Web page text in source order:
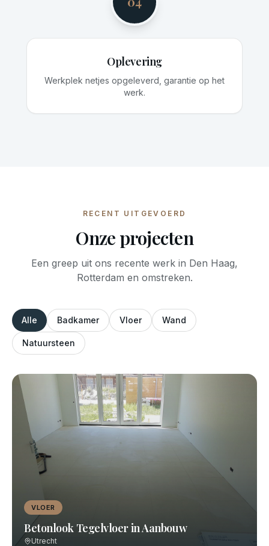
Oplevering
Werkplek netjes opgeleverd, garantie op het
werk.
RECENT UITGEVOERD
Onze projecten
Een greep uit ons recente werk in Den Haag,
Rotterdam en omstreken.
Alle Badkamer Vloer Wand
Natuursteen
VLOER
Betonlook Tegelvloer in Aanbouw
Utrecht